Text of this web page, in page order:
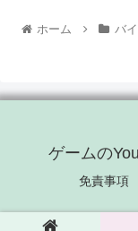
ホーム バ
ゲームの
免責事項